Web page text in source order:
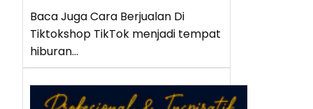
Baca Juga Cara Berjualan Di
Tiktokshop TikTok menjadi tempat
hiburan…